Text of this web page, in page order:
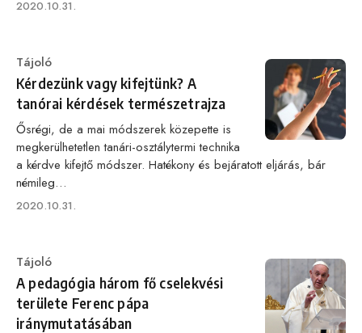
Published
2020.10.31.
Category
Tájoló
Kérdezünk vagy kifejtünk? A
tanórai kérdések természetrajza
Ősrégi, de a mai módszerek közepette is
megkerülhetetlen tanári-osztálytermi technika
a kérdve kifejtő módszer. Hatékony és bejáratott eljárás, bár
némileg…
Published
2020.10.31.
Category
Tájoló
A pedagógia három fő cselekvési
területe Ferenc pápa
iránymutatásában